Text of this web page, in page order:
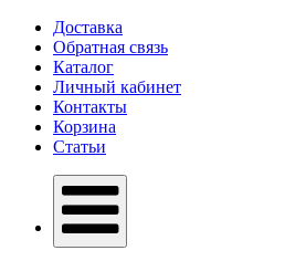
Доставка
Обратная связь
Каталог
Личный кабинет
Контакты
Корзина
Статьи